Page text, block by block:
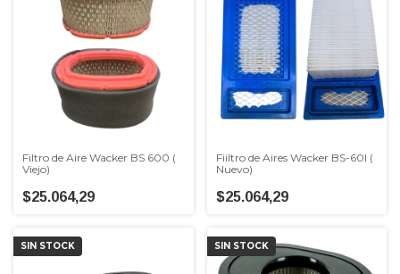
Filtro de Aire Wacker BS 600 (
Viejo)
$25.064,29
Fiiltro de Aires Wacker BS-60I (
Nuevo)
$25.064,29
SIN STOCK SIN STOCK